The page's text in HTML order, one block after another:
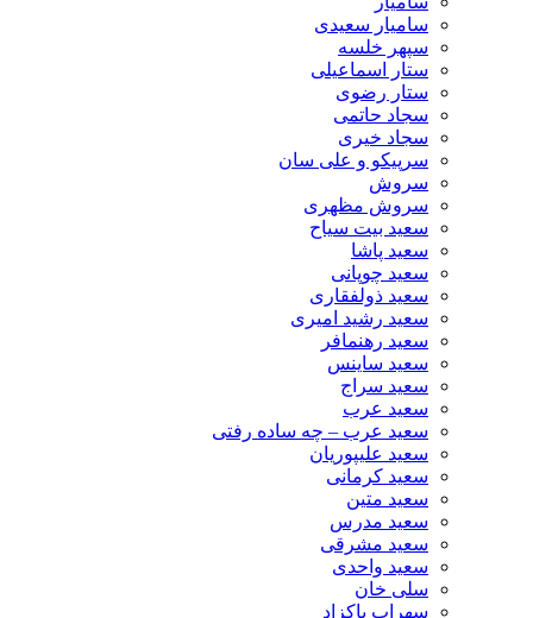
سامیار سعیدی
سپهر خلسه
ستار اسماعیلی
ستار رضوی
سجاد حاتمی
سجاد خیری
سرپیکو و علی سان
سروش
سروش مظهری
سعید بیت سیاح
سعید پاشا
سعید چوپانی
سعید ذولفقاری
سعید رشید امیری
سعید رهنمافر
سعید ساینس
سعید سراج
سعید عرب
سعید عرب – چه ساده رفتی
سعید علیپوریان
سعید کرمانی
سعید متین
سعید مدرس
سعید مشرقی
سعید واحدی
سلی خان
سهراب پاکزاد